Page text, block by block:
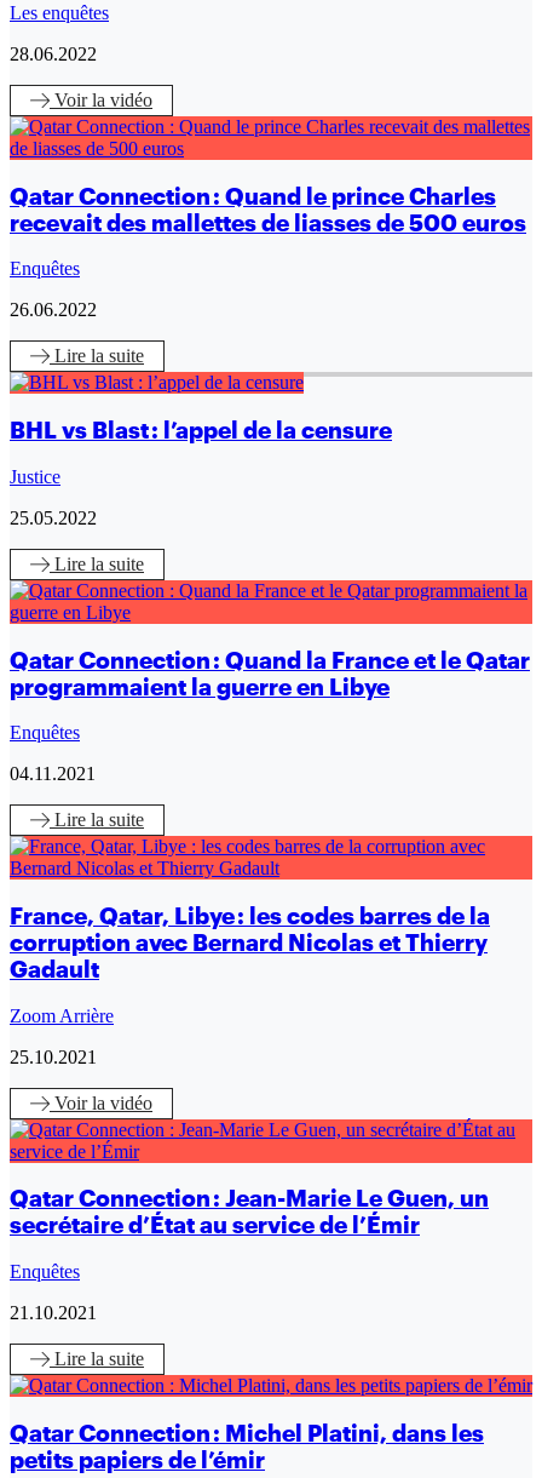
Les enquêtes
28.06.2022
Voirla vidéo
Qatar Connection : Quand le prince Charles
recevait des mallettes de liasses de 500 euros
Enquêtes
26.06.2022
Lire la suite
BHL vs Blast : l’appel de la censure
Justice
25.05.2022
Lire la suite
Qatar Connection : Quand la France et le Qatar
programmaient la guerre en Libye
Enquêtes
04.11.2021
Lire la suite
France, Qatar, Libye : les codes barres de la
corruption avec Bernard Nicolas et Thierry
Gadault
Zoom Arrière
25.10.2021
Voirla vidéo
Qatar Connection : Jean-Marie Le Guen, un
secrétaire d’État au service de l’Émir
Enquêtes
21.10.2021
Lire la suite
Qatar Connection : Michel Platini, dans les
petits papiers de l’émir